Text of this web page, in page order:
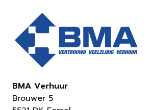
BMA Verhuur
Brouwer 5